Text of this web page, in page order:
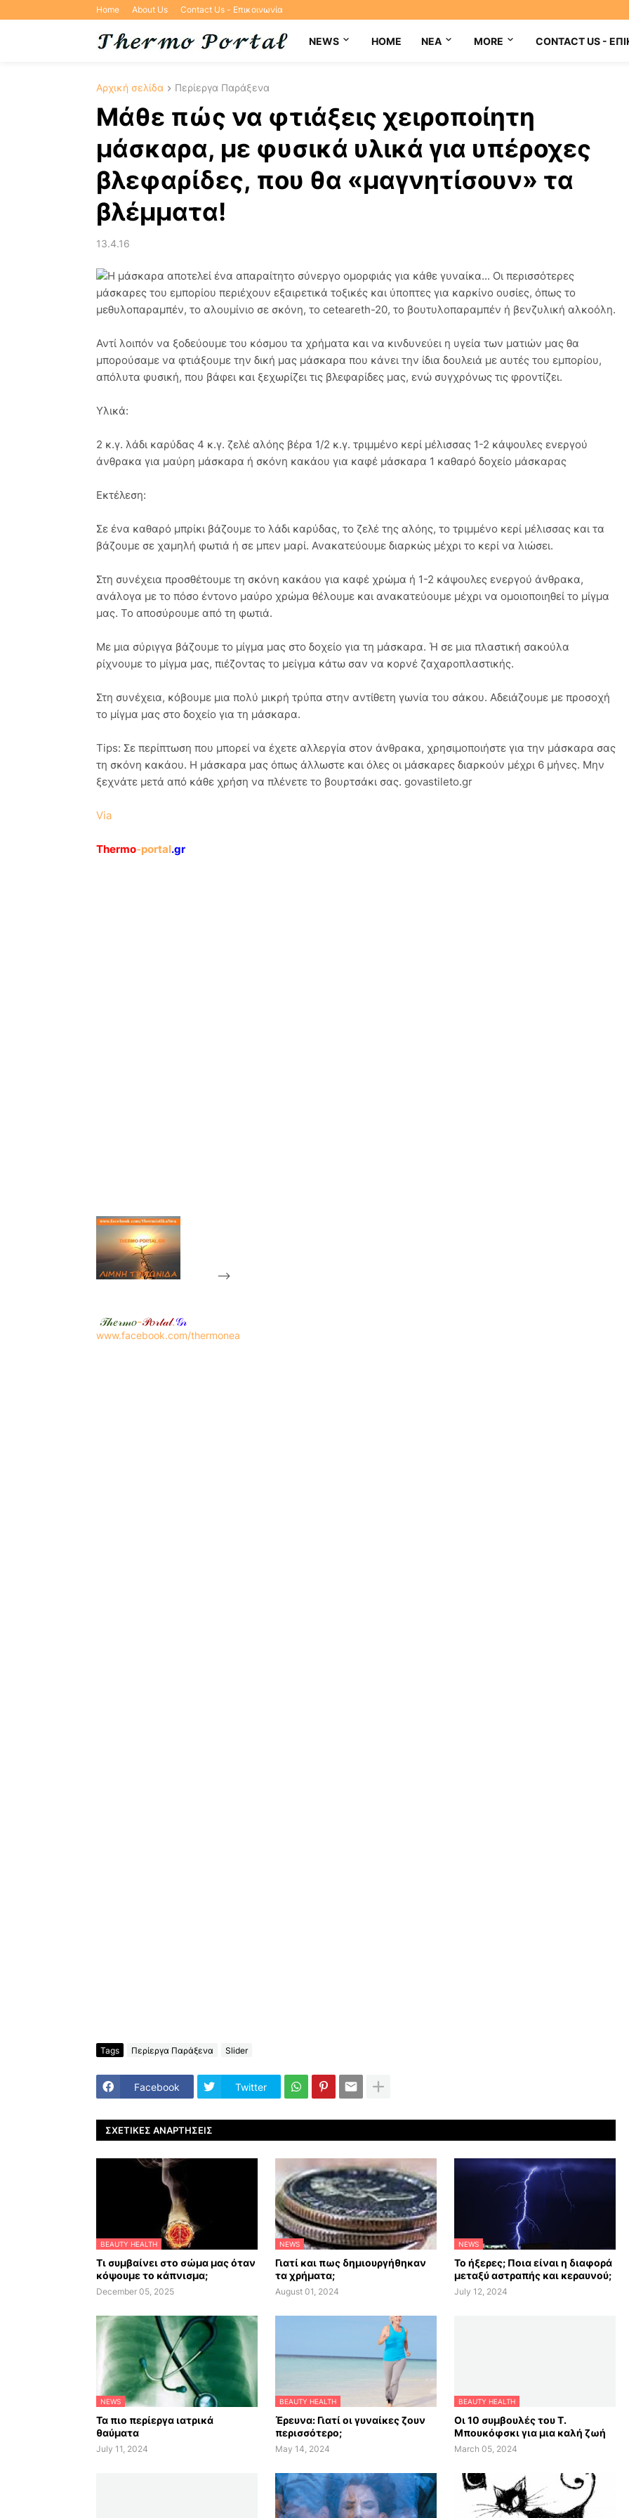
Home About Us Contact Us - Επικοινωνία
NEWS HOME NEA MORE CONTACT US -
Αρχική σελίδα Περίεργα Παράξενα
Μάθε πώς να φτιάξεις χειροποίητη
μάσκαρα, με φυσικά υλικά για υπέροχες
βλεφαρίδες, που θα «μαγνητίσουν» τα
βλέμματα!
13.4.16
Η μάσκαρα αποτελεί ένα απαραίτητο σύνεργο ομορφιάς για κάθε γυναίκα... Οι περισσότερες
μάσκαρες του εμπορίου περιέχουν εξαιρετικά τοξικές και ύποπτες για καρκίνο ουσίες, όπως το
μεθυλοπαραμπέν, το αλουμίνιο σε σκόνη, το ceteareth-20, το βουτυλοπαραμπέν ή βενζυλική αλκοόλη.
Αντί λοιπόν να ξοδεύουμε του κόσμου τα χρήματα και να κινδυνεύει η υγεία των ματιών μας θα
μπορούσαμε να φτιάξουμε την δική μας μάσκαρα που κάνει την ίδια δουλειά με αυτές του εμπορίου,
απόλυτα φυσική, που βάφει και ξεχωρίζει τις βλεφαρίδες μας, ενώ συγχρόνως τις φροντίζει.
Υλικά:
2 κ.γ. λάδι καρύδας 4 κ.γ. ζελέ αλόης βέρα 1/2 κ.γ. τριμμένο κερί μέλισσας 1-2 κάψουλες ενεργού
άνθρακα για μαύρη μάσκαρα ή σκόνη κακάου για καφέ μάσκαρα 1 καθαρό δοχείο μάσκαρας
Εκτέλεση:
Σε ένα καθαρό μπρίκι βάζουμε το λάδι καρύδας, το ζελέ της αλόης, το τριμμένο κερί μέλισσας και τα
βάζουμε σε χαμηλή φωτιά ή σε μπεν μαρί. Ανακατεύουμε διαρκώς μέχρι το κερί να λιώσει.
Στη συνέχεια προσθέτουμε τη σκόνη κακάου για καφέ χρώμα ή 1-2 κάψουλες ενεργού άνθρακα,
ανάλογα με το πόσο έντονο μαύρο χρώμα θέλουμε και ανακατεύουμε μέχρι να ομοιοποιηθεί το μίγμα
μας. Το αποσύρουμε από τη φωτιά.
Με μια σύριγγα βάζουμε το μίγμα μας στο δοχείο για τη μάσκαρα. Ή σε μια πλαστική σακούλα
ρίχνουμε το μίγμα μας, πιέζοντας το μείγμα κάτω σαν να κορνέ ζαχαροπλαστικής.
Στη συνέχεια, κόβουμε μια πολύ μικρή τρύπα στην αντίθετη γωνία του σάκου. Αδειάζουμε με προσοχή
το μίγμα μας στο δοχείο για τη μάσκαρα.
Tips: Σε περίπτωση που μπορεί να έχετε αλλεργία στον άνθρακα, χρησιμοποιήστε για την μάσκαρα σας
τη σκόνη κακάου. Η μάσκαρα μας όπως άλλωστε και όλες οι μάσκαρες διαρκούν μέχρι 6 μήνες. Μην
ξεχνάτε μετά από κάθε χρήση να πλένετε το βουρτσάκι σας. govastileto.gr
Via
Thermo-portal.gr
-->
𝒯𝒽𝑒𝓇𝓂𝑜-𝒫𝑜𝓇𝓉𝒶𝓁.𝒢𝓇
www.facebook.com/thermonea
Tags Περίεργα Παράξενα Slider
Facebook Twitter
ΣΧΕΤΙΚΈΣ ΑΝΑΡΤΉΣΕΙΣ
BEAUTY HEALTH
Τι συμβαίνει στο σώμα μας όταν
κόψουμε το κάπνισμα;
December 05, 2025
NEWS
Γιατί και πως δημιουργήθηκαν
τα χρήματα;
August 01, 2024
NEWS
Το ήξερες; Ποια είναι η διαφορά
μεταξύ αστραπής και κεραυνού;
July 12, 2024
NEWS
Τα πιο περίεργα ιατρικά
θαύματα
July 11, 2024
BEAUTY HEALTH
Έρευνα: Γιατί οι γυναίκες ζουν
περισσότερο;
May 14, 2024
BEAUTY HEALTH
Οι 10 συμβουλές του Τ.
Μπουκόφσκι για μια καλή ζωή
March 05, 2024